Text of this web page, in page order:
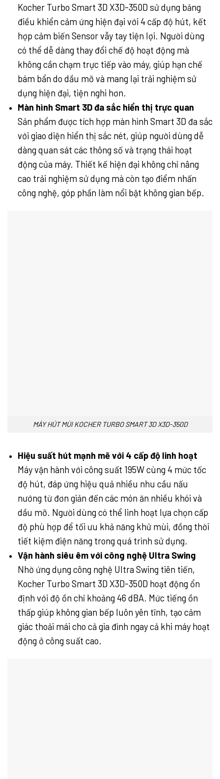
Kocher Turbo Smart 3D X3D-350D sử dụng bảng
điều khiển cảm ứng hiện đại với 4 cấp độ hút, kết
hợp cảm biến Sensor vẫy tay tiện lợi. Người dùng
có thể dễ dàng thay đổi chế độ hoạt động mà
không cần chạm trực tiếp vào máy, giúp hạn chế
bám bẩn do dầu mỡ và mang lại trải nghiệm sử
dụng hiện đại, tiện nghi hơn.
Màn hình Smart 3D đa sắc hiển thị trực quan
Sản phẩm được tích hợp màn hình Smart 3D đa sắc
với giao diện hiển thị sắc nét, giúp người dùng dễ
dàng quan sát các thông số và trạng thái hoạt
động của máy. Thiết kế hiện đại không chỉ nâng
cao trải nghiệm sử dụng mà còn tạo điểm nhấn
công nghệ, góp phần làm nổi bật không gian bếp.
MÁY HÚT MÙI KOCHER TURBO SMART 3D X3D-350D
Hiệu suất hút mạnh mẽ với 4 cấp độ linh hoạt
Máy vận hành với công suất 195W cùng 4 mức tốc
độ hút, đáp ứng hiệu quả nhiều nhu cầu nấu
nướng từ đơn giản đến các món ăn nhiều khói và
dầu mỡ. Người dùng có thể linh hoạt lựa chọn cấp
độ phù hợp để tối ưu khả năng khử mùi, đồng thời
tiết kiệm điện năng trong quá trình sử dụng.
Vận hành siêu êm với công nghệ Ultra Swing
Nhờ ứng dụng công nghệ Ultra Swing tiên tiến,
Kocher Turbo Smart 3D X3D-350D hoạt động ổn
định với độ ồn chỉ khoảng 46 dBA. Mức tiếng ồn
thấp giúp không gian bếp luôn yên tĩnh, tạo cảm
giác thoải mái cho cả gia đình ngay cả khi máy hoạt
động ở công suất cao.